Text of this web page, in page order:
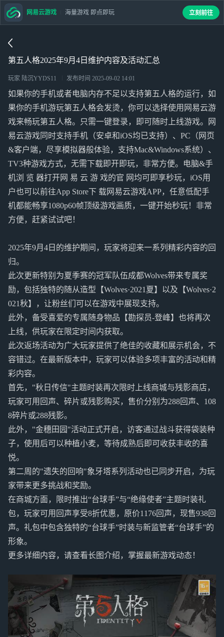
第五人格2025年9月4日维护内容及活动汇总
玩家 陆沉YYDS11 发布时间 2025-09-02 14:01
如果你的手机或者电脑内存不足以支持第五人格的运行，如
果你的手机游玩第五人格会发烫，你可以选择使用网易云游
戏来畅玩第五人格。只需一键登录，即可随时上线游戏。网
易云游戏同时支持手机（安卓和iOS均已支持）、PC（网页
&客户端，尽享模拟器般体验，支持Mac&Windows系统）、
TV3种游戏方式，无需下载即开即玩，非常方便。电脑&手
机浏 览 器打开网 易 云 游 戏的官 网均可即享秒玩，iOS用
户也可以前往App Store下 载网易云游戏APP，任意低配手
机都能畅享1080p60帧顶级游戏画质，一键开始秒玩！非常
方便，赶紧试试吧！
2025年9月4日的维护期间，玩家将迎来一系列精彩内容的回
归。
此次更新特别为夏季赛的冠军队伍成都Wolves带来专属奖
励，包括独特的随从造型【Wolves·2021夏】以及【Wolves·2
021秋】，让粉丝们可以在游戏中展现支持。
此外，备受喜爱的专属随身物品【勘探员-登峰】也将再次
上线，供玩家在限定时间内获取。
此次返场活动为广大玩家提供了绝佳的收藏和展示机会，不
容错过。在最新版本中，玩家可以体验多项丰富的活动和精
彩内容。
首先，"秋日传信"主题时装再次限时上线商城与残影商店，
玩家可用回声、碎片或残影购买，售价分别为288回声、108
8碎片或288残影。
此外，"金穗田园"活动正式开启，访客通过战斗获得袋装种
子，使用后可以种植小麦，等待成熟后即可收获丰收的喜
悦。
第二周的"遗失的回响"象牙塔系列活动也已同步开启，为玩
家带来更多挑战和奖励。
在商城方面，限时推出“台球手”与“绝缘使者”主题时装礼
包，玩家可用回声享受8折优惠，原价1176回声，现售938回
声。礼包中包含独特的“台球手”时装与新监管者“台球手”的
形象。
更多详细内容，请查看长图介绍，掌握最新游戏动态！
网易云游戏 海量游戏 即点即玩 立刻前往